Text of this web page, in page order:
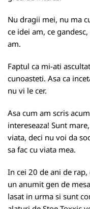
Nu dragii mei, nu ma
ce idei am, ce
am.
Faptul ca mi-ati
cunoasteti. Asa ca
nu vi le cer.
Asa cum am scris
intereseaza! Sunt
viata, deci nu voi da
sa fac cu viata mea.
In cei 20 de ani de
un anumit gen de
lasat in urma si sunt